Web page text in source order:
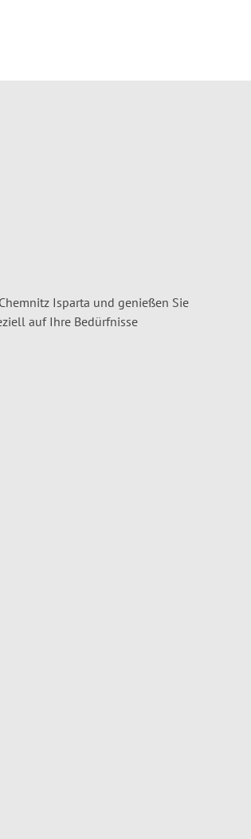
Isparta und genießen Sie
auf Ihre Bedürfnisse